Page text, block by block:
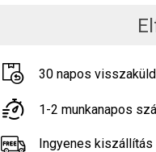
30 napos
1-2 munkanapos
Ingyenes